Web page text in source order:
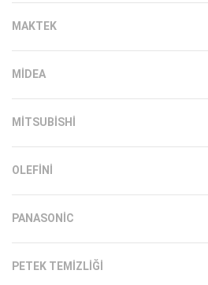
MAKTEK
MIDEA
MITSUBISHI
OLEFINI
PANASONIC
PETEK TEMIZLIĞI